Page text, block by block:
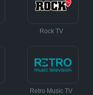
Rock TV
Retro Music TV